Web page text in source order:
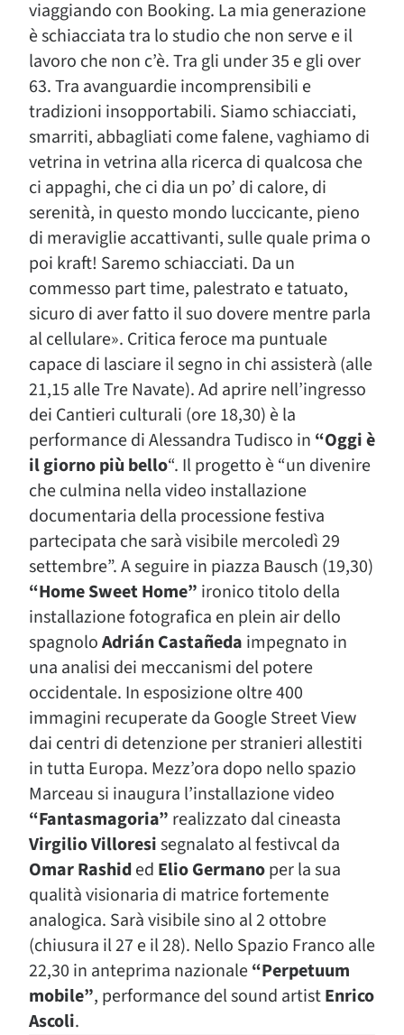
viaggiando con Booking. La mia generazione
è schiacciata tra lo studio che non serve e il
lavoro che non c’è. Tra gli under 35 e gli over
63. Tra avanguardie incomprensibili e
tradizioni insopportabili. Siamo schiacciati,
smarriti, abbagliati come falene, vaghiamo di
vetrina in vetrina alla ricerca di qualcosa che
ci appaghi, che ci dia un po’ di calore, di
serenità, in questo mondo luccicante, pieno
di meraviglie accattivanti, sulle quale prima o
poi kraft! Saremo schiacciati. Da un
commesso part time, palestrato e tatuato,
sicuro di aver fatto il suo dovere mentre parla
al cellulare». Critica feroce ma puntuale
capace di lasciare il segno in chi assisterà (alle
21,15 alle Tre Navate). Ad aprire nell’ingresso
dei Cantieri culturali (ore 18,30) è la
performance di Alessandra Tudisco in “Oggi è
il giorno più bello“. Il progetto è “un divenire
che culmina nella video installazione
documentaria della processione festiva
partecipata che sarà visibile mercoledì 29
settembre”. A seguire in piazza Bausch (19,30)
“Home Sweet Home” ironico titolo della
installazione fotografica en plein air dello
spagnoloAdrián Castañeda impegnato in
una analisi dei meccanismi del potere
occidentale. In esposizione oltre 400
immagini recuperate da Google Street View
dai centri di detenzione per stranieri allestiti
in tutta Europa. Mezz’ora dopo nello spazio
Marceau si inaugura l’installazione video
“Fantasmagoria” realizzato dal cineasta
Virgilio Villoresisegnalato al festivcal da
Omar Rashided Elio Germanoper la sua
qualità visionaria di matrice fortemente
analogica. Sarà visibile sino al 2 ottobre
(chiusura il 27 e il 28). Nello Spazio Franco alle
22,30 in anteprima nazionale“Perpetuum
mobile”, performance del sound artistEnrico
Ascoli.